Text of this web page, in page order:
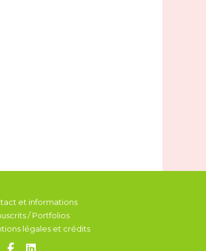
et informations
/ Portfolios
légales et crédits